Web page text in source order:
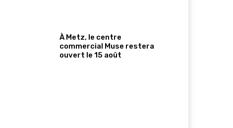
À Metz, le centre
commercial Muse restera
ouvert le 15 août